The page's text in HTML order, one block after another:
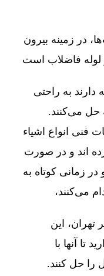
در زمینه بیرون
لوله فاضلاب است
به راحتی
حل می‌کنند.
انواع اشیاء
اند و در صورت
زمانی کوتاه به
می‌کنند،
این
تا آنها با
حل کنند.